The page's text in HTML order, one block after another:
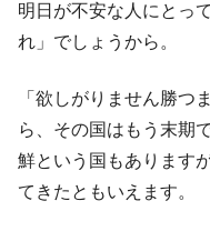
明日が不安な人にとっ
れ」でしょうから。
「欲しがりません勝つ
ら、その国はもう末期
鮮という国もあります
てきたともいえます。